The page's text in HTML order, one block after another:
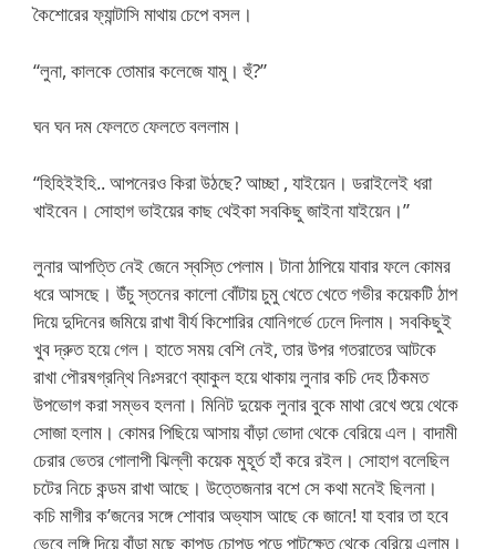
কৈশোরের ফ্যান্টাসি মাথায় চেপে বসল।
“লুনা, কালকে তোমার কলেজে যামু। হুঁ?”
ঘন ঘন দম ফেলতে ফেলতে বললাম।
“হিহিইইহি.. আপনেরও কিরা উঠছে? আচ্ছা , যাইয়েন। ডরাইলেই ধরা
খাইবেন। সোহাগ ভাইয়ের কাছ থেইকা সবকিছু জাইনা যাইয়েন।”
লুনার আপত্তি নেই জেনে স্বস্তি পেলাম। টানা ঠাপিয়ে যাবার ফলে কোমর
ধরে আসছে। উঁচু স্তনের কালো বোঁটায় চুমু খেতে খেতে গভীর কয়েকটি ঠাপ
দিয়ে দুদিনের জমিয়ে রাখা বীর্য কিশোরির যোনিগর্ভে ঢেলে দিলাম। সবকিছুই
খুব দ্রুত হয়ে গেল। হাতে সময় বেশি নেই, তার উপর গতরাতের আটকে
রাখা পৌরষগ্রন্থি নিঃসরণে ব্যাকুল হয়ে থাকায় লুনার কচি দেহ ঠিকমত
উপভোগ করা সম্ভব হলনা। মিনিট দুয়েক লুনার বুকে মাথা রেখে শুয়ে থেকে
সোজা হলাম। কোমর পিছিয়ে আসায় বাঁড়া ভোদা থেকে বেরিয়ে এল। বাদামী
চেরার ভেতর গোলাপী ঝিল্লী কয়েক মুহূর্ত হাঁ করে রইল। সোহাগ বলেছিল
চটের নিচে কন্ডম রাখা আছে। উত্তেজনার বশে সে কথা মনেই ছিলনা।
কচি মাগীর ক’জনের সঙ্গে শোবার অভ্যাস আছে কে জানে! যা হবার তা হবে
ভেবে লুঙ্গি দিয়ে বাঁড়া মুছে কাপড় চোপড় পড়ে পাটক্ষেত থেকে বেরিয়ে এলাম।